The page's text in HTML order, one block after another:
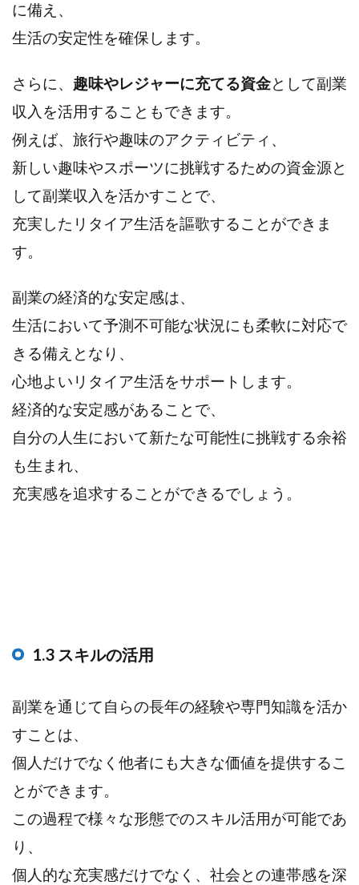
に備え、
生活の安定性を確保します。
さらに、 趣味やレジャーに充てる資金として副業
収入を活用することもできます。
例えば、旅行や趣味のアクティビティ、
新しい趣味やスポーツに挑戦するための資金源と
して副業収入を活かすことで、
充実したリタイア生活を謳歌することができま
す。
副業の経済的な安定感は、
生活において予測不可能な状況にも柔軟に対応で
きる備えとなり、
心地よいリタイア生活をサポートします。
経済的な安定感があることで、
自分の人生において新たな可能性に挑戦する余裕
も生まれ、
充実感を追求することができるでしょう。
1.3 スキルの活用
副業を通じて自らの長年の経験や専門知識を活か
すことは、
個人だけでなく他者にも大きな価値を提供するこ
とができます。
この過程で様々な形態でのスキル活用が可能であ
り、
個人的な充実感だけでなく、社会との連帯感を深